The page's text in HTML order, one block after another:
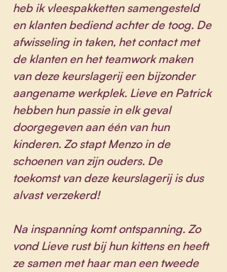
heb ik vleespakketten samengesteld
en klanten bediend achter de toog. De
afwisseling in taken, het contact met
de klanten en het teamwork maken
van deze keurslagerij een bijzonder
aangename werkplek. Lieve en Patrick
hebben hun passie in elk geval
doorgegeven aan één van hun
kinderen. Zo stapt Menzo in de
schoenen van zijn ouders. De
toekomst van deze keurslagerij is dus
alvast verzekerd!
Na inspanning komt ontspanning. Zo
vond Lieve rust bij hun kittens en heeft
ze samen met haar man een tweede